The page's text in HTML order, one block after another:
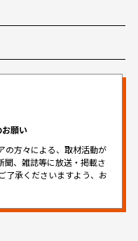
願い
の方々による、取材活動が
聞、雑誌等に放送・掲載さ
了承くださいますよう、お